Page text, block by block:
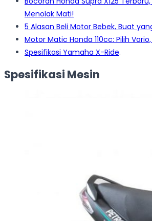
Menolak Mati!
5 Alasan Beli Motor Bebek, Buat
Motor Matic Honda 110cc: Pilih
Spesifikasi Yamaha X-Ride.
Spesifikasi Mesin